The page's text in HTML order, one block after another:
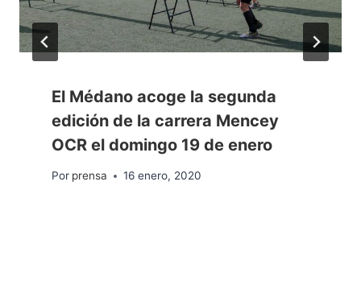
El Médano acoge la segunda
edición de la carrera Mencey
OCR el domingo 19 de enero
Por prensa 16 enero, 2020